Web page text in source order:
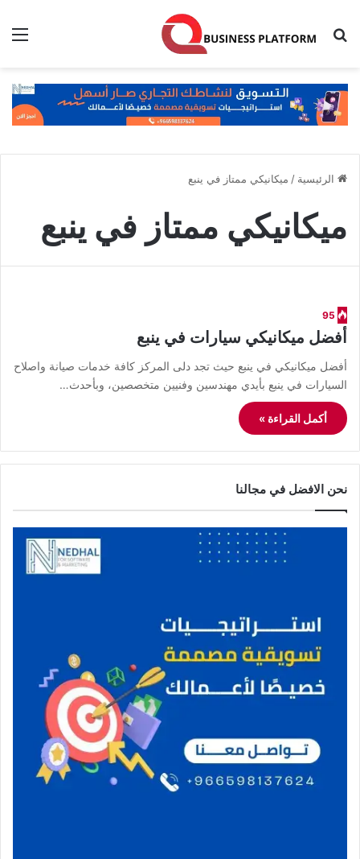
بحث عن
الرئيسية / ميكانيكي ممتاز في ينبع
ميكانيكي ممتاز في ينبع
95
أفضل ميكانيكي سيارات في ينبع
أفضل ميكانيكي في ينبع حيث تجد دلى المركز كافة خدمات صيانة واصلاح
السيارات في ينبع بأيدي مهندسين وفنيين متخصصين، وبأحدث…
أكمل القراءة »
نحن الافضل في مجالنا